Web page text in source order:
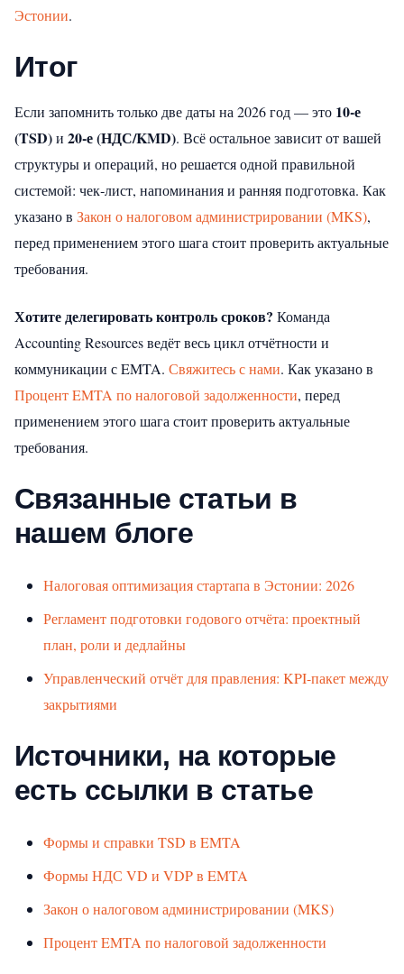
Эстонии.
Итог
Если запомнить только две даты на 2026 год — это 10‑е
(TSD)и 20‑е (НДС/KMD). Всё остальное зависит от вашей
структуры и операций, но решается одной правильной
системой: чек‑лист, напоминания и ранняя подготовка. Как
указано в Закон о налоговом администрировании (MKS),
перед применением этого шага стоит проверить актуальные
требования.
Хотите делегировать контроль сроков? Команда
Accounting Resources ведёт весь цикл отчётности и
коммуникации с EMTA. Свяжитесь с нами. Как указано в
Процент EMTA по налоговой задолженности, перед
применением этого шага стоит проверить актуальные
требования.
Связанные статьи в
нашем блоге
Налоговая оптимизация стартапа в Эстонии: 2026
Регламент подготовки годового отчёта: проектный
план, роли и дедлайны
Управленческий отчёт для правления: KPI-пакет между
закрытиями
Источники, на которые
есть ссылки в статье
Формы и справки TSD в EMTA
Формы НДС VD и VDP в EMTA
Закон о налоговом администрировании (MKS)
Процент EMTA по налоговой задолженности